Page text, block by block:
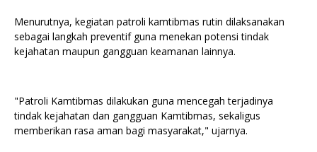
Menurutnya, kegiatan patroli kamtibmas rutin dilaksanakan
sebagai langkah preventif guna menekan potensi tindak
kejahatan maupun gangguan keamanan lainnya.
"Patroli Kamtibmas dilakukan guna mencegah terjadinya
tindak kejahatan dan gangguan Kamtibmas, sekaligus
memberikan rasa aman bagi masyarakat," ujarnya.